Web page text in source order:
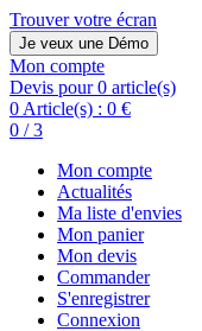
Trouver votre écran
Je veux une Démo
Mon compte
Devis pour 0 article(s)
0 Article(s) : 0 €
0 / 3
Mon compte
Actualités
Ma liste d'envies
Mon panier
Mon devis
Commander
S'enregistrer
Connexion